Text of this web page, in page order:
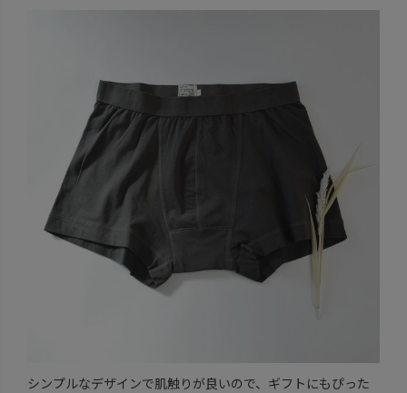
シンプルなデザインで肌触りが良いので、ギフトにもぴった